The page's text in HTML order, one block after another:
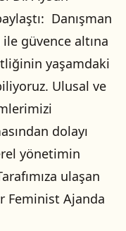
Danışman
güvence altına
yaşamdaki
Ulusal ve
dolayı
yönetimin
ulaşan
Feminist Ajanda